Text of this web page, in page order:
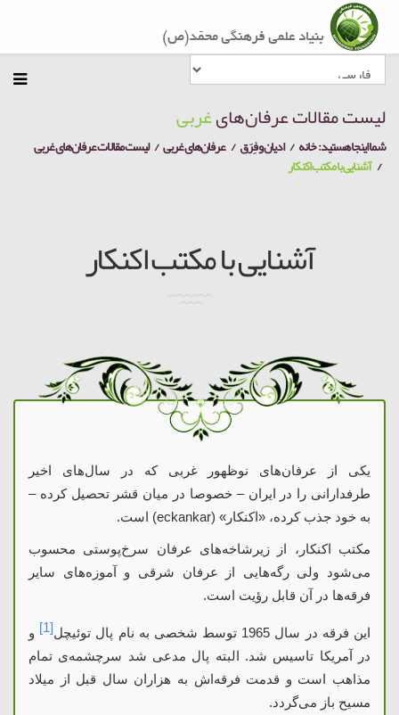
لیست مقالات عرفان‌هایغربی
شما اینجا هستید:خانه ادیان و فِرَق عرفان‌های غربی لیست مقالات عرفان‌های غربی
آشنایی با مکتب اکنکار
آشنایی با مکتب اکنکار
یکی از عرفان‌های نوظهور غربی که در سال‌های اخیر
طرفدارانی را در ایران – خصوصا در میان قشر تحصیل کرده –
به خود جذب کرده، «اکنکار» (eckankar) است.
مکتب اکنکار، از زیرشاخه‌های عرفان سرخ‌پوستی محسوب
می‌شود ولی رگه‌هایی از عرفان شرقی و آموزه‌های سایر
فرقه‌ها در آن قابل رؤیت است.
این فرقه در سال 1965 توسط شخصی به نام پال توئیچل [1]
و
در آمریکا تاسیس شد. البته پال مدعی شد سرچشمه‌‌ی تمام
مذاهب است و قدمت فرقه‌اش به هزاران سال قبل از میلاد
مسیح باز می‌گردد.